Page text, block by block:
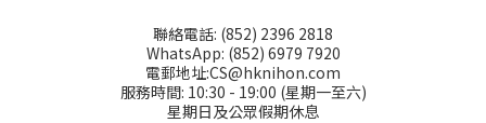
聯絡電話: (852) 2396 2818
WhatsApp: (852) 6979 7920
電郵地址:CS@hknihon.com
服務時間: 10:30 - 19:00 (星期一至六)
星期日及公眾假期休息